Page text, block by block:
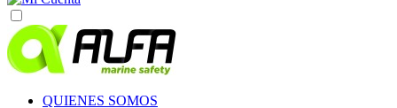
QUIENES SOMOS